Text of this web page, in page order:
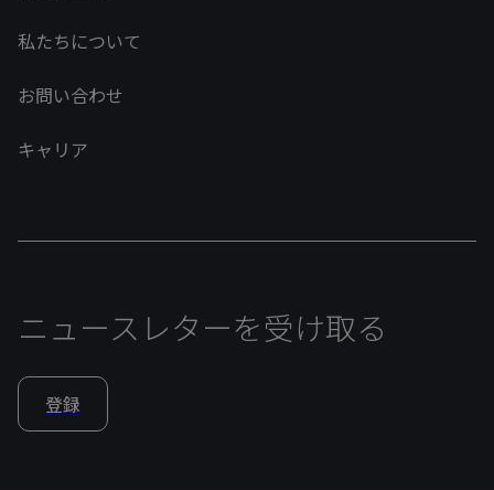
私たちについて
お問い合わせ
キャリア
ニュースレターを受け取る
登録